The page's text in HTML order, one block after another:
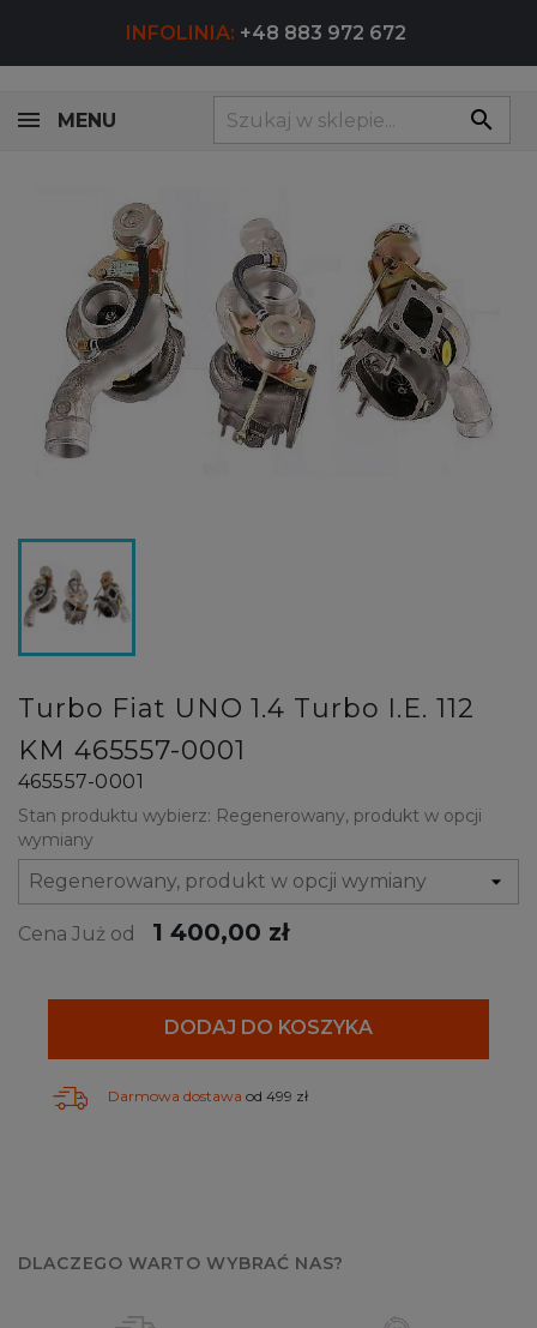
INFOLINIA: +48 883 972 672
search
MENU
Turbo Fiat UNO 1.4 Turbo I.E. 112
KM 465557-0001
465557-0001
Stan produktu wybierz: Regenerowany, produkt w opcji
wymiany
Cena Już od 1 400,00 zł
DODAJ DO KOSZYKA
Darmowa dostawa od 499 zł
DLACZEGO WARTO WYBRAĆ NAS?